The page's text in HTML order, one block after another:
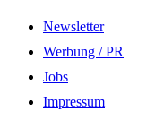
Newsletter
Werbung / PR
Jobs
Impressum